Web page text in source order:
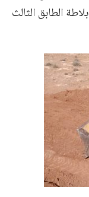
الطابق الثالث